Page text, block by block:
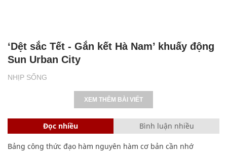
NHỊP SỐNG
‘Dệt sắc Tết - Gắn kết Hà Nam’ khuấy động
Sun Urban City
XEM THÊM BÀI VIẾT
Đọc nhiều Bình luận nhiều
Bảng công thức đạo hàm nguyên hàm cơ bản cần nhớ